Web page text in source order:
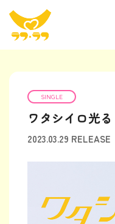
SINGLE
ワタシイロ光る
2023.03.29 RELEASE